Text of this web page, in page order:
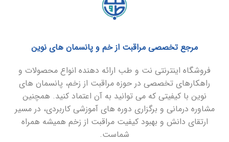
مرجع تخصصی مراقبت از خم و پانسمان های نوین
فروشگاه اینترنتی نت و طب ارائه دهنده انواع محصولات و
راهکارهای تخصصی در حوزه مراقبت از زخم، پانسمان های
نوین با کیفیتی که می توانید به آن اعتماد کنید. همچنین
مشاوره درمانی و برگزاری دوره های آموزشی کاربردی، در مسیر
ارتقای دانش و بهبود کیفیت مراقبت از زخم همیشه همراه
شماست.